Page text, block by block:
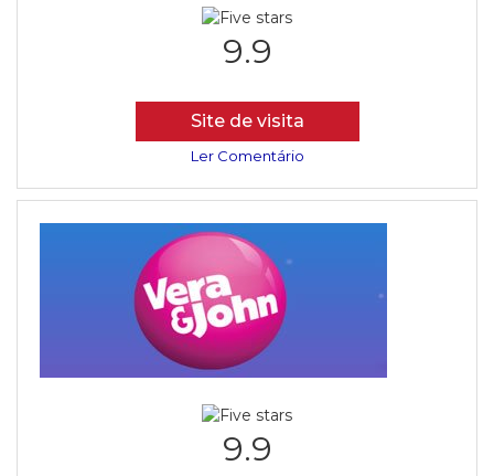
9.9
Site de visita
Ler Comentário
9.9